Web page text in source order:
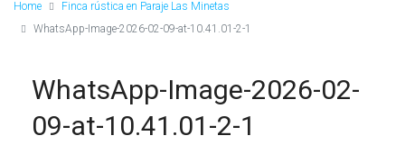
Home
Finca rústica en Paraje Las Minetas
WhatsApp-Image-2026-02-09-at-10.41.01-2-1
WhatsApp-Image-2026-02-
09-at-10.41.01-2-1